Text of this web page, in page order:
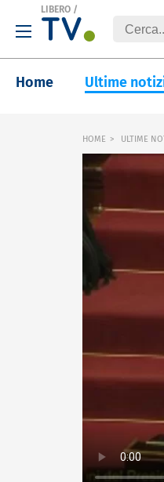
LIBERO /
Home Ultime
HOME ULTIME